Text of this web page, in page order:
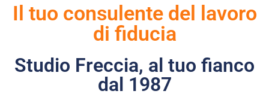
Il tuo consulente del lavoro
di fiducia
Studio Freccia, al tuo fianco
dal 1987